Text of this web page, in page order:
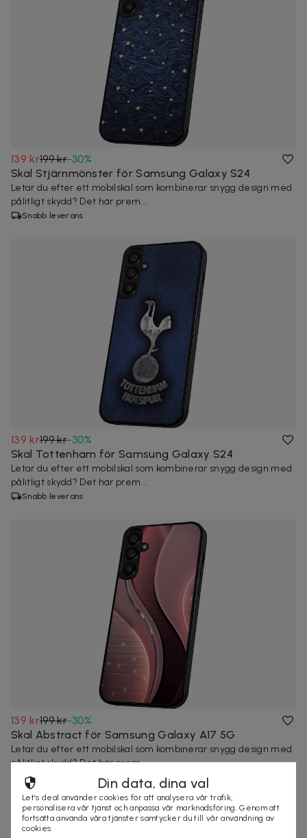
139 kr199 kr-30%
Skal Stjärnmönster för Samsung Galaxy S24
Letar du efter ett mobilskal som kombinerar snygg design med
pålitligt skydd? Det här prem...
Snabb leverans
139 kr199 kr-30%
Skal Tottenham för Samsung Galaxy S24
Letar du efter ett mobilskal som kombinerar snygg design med
pålitligt skydd? Det här prem...
Snabb leverans
139 kr199 kr-30%
Skal Abstract för Samsung Galaxy A17 5G
Letar du efter ett mobilskal som kombinerar snygg design med
pålitligt skydd? Det här prem...
Snabb leverans Din data, dina val
Let’s deal använder cookies för att analysera vår trafik,
personalisera vår tjänst och anpassa vår marknadsföring. Genom att
fortsätta använda våra tjänster samtycker du till vår användning av
cookies.